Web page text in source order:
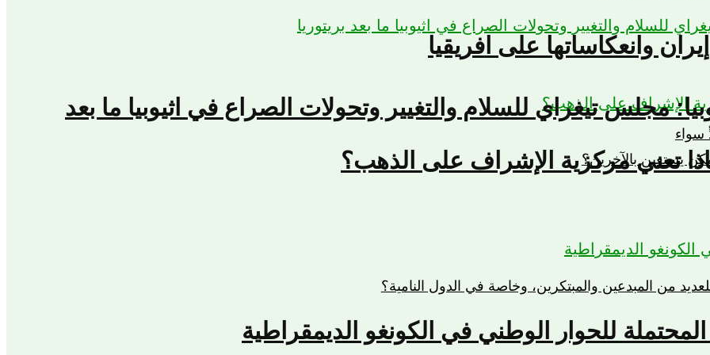
وانعكاساتها على افريقيا
تعني مركزية الإشراف على الذهب؟
مجلس تيغراي للسلام والتغيير وتحولات الصراع في اثيوبيا ما بعد
للحوار الوطني في الكونغو الديمقراطية
سواء
يستعين بالآخرين؟
من المبدعين والمبتكرين، وخاصة في الدول النامية؟